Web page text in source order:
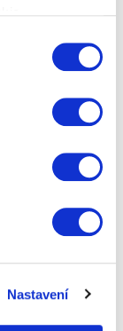
Nastavení